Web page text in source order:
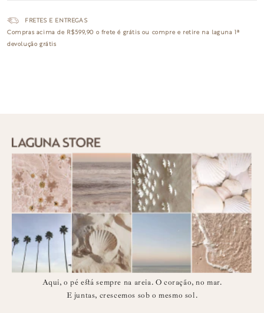
FRETES E ENTREGAS
Compras acima de R$599,90 o frete é grátis ou compre e retire na laguna1ª
devolução grátis
Aqui, o pé está sempre na areia. O coração, no mar.
E juntas, crescemos sob o mesmo sol.